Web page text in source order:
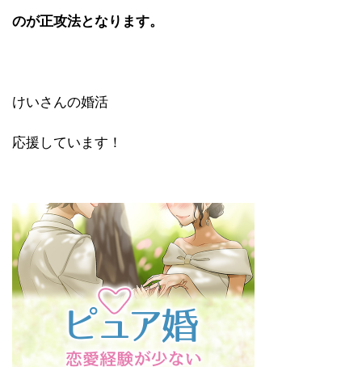
のが正攻法となります。
けいさんの婚活
応援しています！